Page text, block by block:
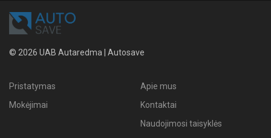
© 2026 UAB Autaredma | Autosave
Pristatymas
Mokėjimai
Apie mus
Kontaktai
Naudojimosi taisyklės